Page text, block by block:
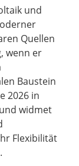
und
Quellen
wenn er
Baustein
2026 in
widmet
Flexibilität